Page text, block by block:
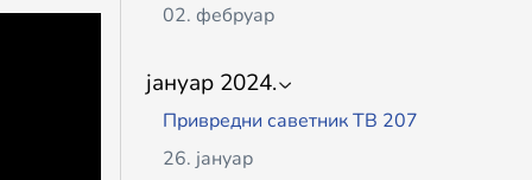
02. фебруар
јануар 2024.
Привредни саветник ТВ 207
26. јануар